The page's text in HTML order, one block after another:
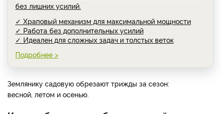
без лишних усилий.
✓ Храповый механизм для максимальной мощности
✓ Работа без дополнительных усилий
✓ Идеален для сложных задач и толстых веток
Подробнее >
Землянику садовую обрезают трижды за сезон:
весной, летом и осенью.